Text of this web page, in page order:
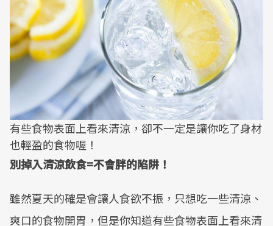
有些食物表面上看來清涼，卻不一定是讓你吃了身材
也輕盈的食物喔！
別掉入清涼飲食=不會胖的陷阱！
雖然夏天的確是會讓人食欲不振，只想吃一些清涼、
爽口的食物開胃，但是你知道有些食物表面上看來清